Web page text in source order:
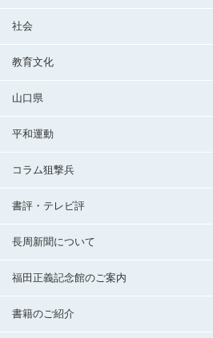
社会
教育文化
山口県
平和運動
コラム狙撃兵
書評・テレビ評
長周新聞について
福田正義記念館のご案内
書籍のご紹介